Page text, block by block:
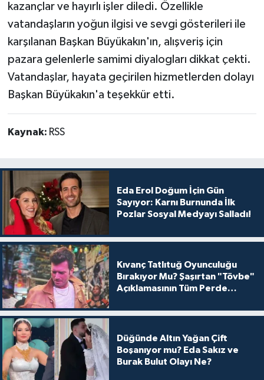
kazançlar ve hayırlı işler diledi. Özellikle
vatandaşların yoğun ilgisi ve sevgi gösterileri ile
karşılanan Başkan Büyükakın'ın, alışveriş için
pazara gelenlerle samimi diyalogları dikkat çekti.
Vatandaşlar, hayata geçirilen hizmetlerden dolayı
Başkan Büyükakın'a teşekkür etti.
Kaynak: RSS
Eda Erol Doğum İçin Gün
Sayıyor: Karnı Burnunda İlk
Pozlar Sosyal Medyayı Salladı!
Kıvanç Tatlıtuğ Oyunculuğu
Bırakıyor Mu? Şaşırtan "Tövbe"
Açıklamasının Tüm Perde
Düğünde Altın Yağan Çift
Boşanıyor mu? Eda Sakız ve
Burak Bulut Olayı Ne?